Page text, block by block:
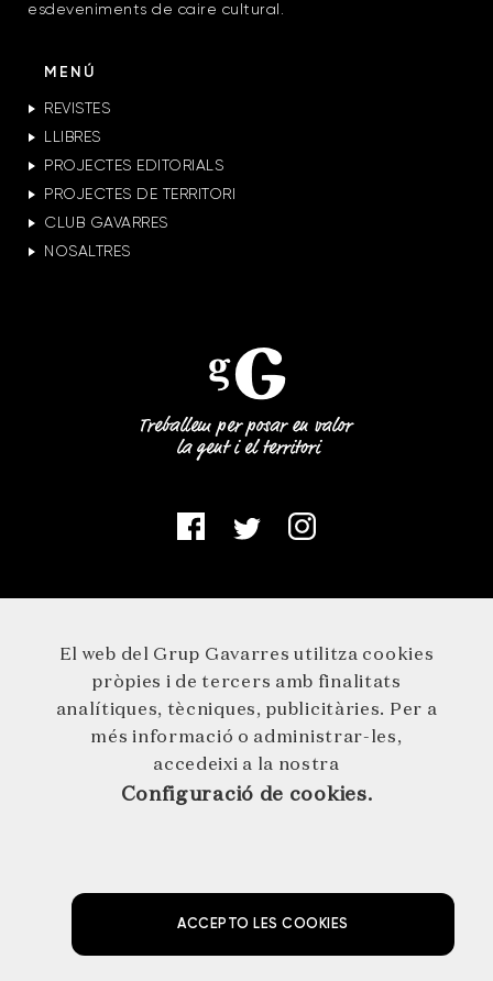
esdeveniments de caire cultural.
MENÚ
REVISTES
LLIBRES
PROJECTES EDITORIALS
PROJECTES DE TERRITORI
CLUB GAVARRES
NOSALTRES
© 2026 GRUP GAVARRES · Germà Agustí 1 · 17244 Cassà de la
NEWSLETTER
by NEORG
El web del Grup Gavarres utilitza cookies
pròpies i de tercers amb finalitats
analítiques, tècniques, publicitàries. Per a
més informació o administrar-les,
accedeixi a la nostra
Configuració de cookies.
ACCEPTO LES COOKIES